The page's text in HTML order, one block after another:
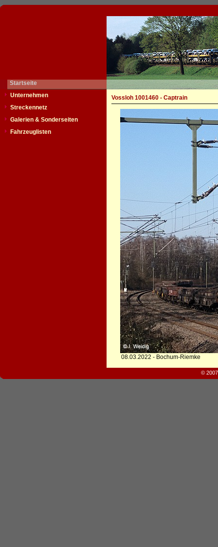
Startseite
Unternehmen
Streckennetz
Galerien & Sonderseiten
Fahrzeuglisten
Vossloh 1001460 - Captrain
08.03.2022 - Bochum-Riemke
©